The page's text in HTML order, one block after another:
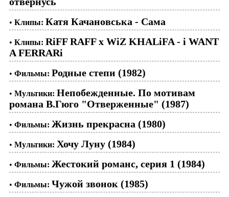
• Клипы: Катя Качановська - Сама
• Клипы: RiFF RAFF x WiZ KHALiFA - i WANT
A FERRARi
• Фильмы: Родные степи (1982)
• Мультики: Непобежденные. По мотивам
романа В.Гюго "Отверженные" (1987)
• Фильмы: Жизнь прекрасна (1980)
• Мультики: Хочу Луну (1984)
• Фильмы: Жестокий романс, серия 1 (1984)
• Фильмы: Чужой звонок (1985)